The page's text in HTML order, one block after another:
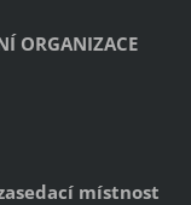
ORGANIZACE
místnost